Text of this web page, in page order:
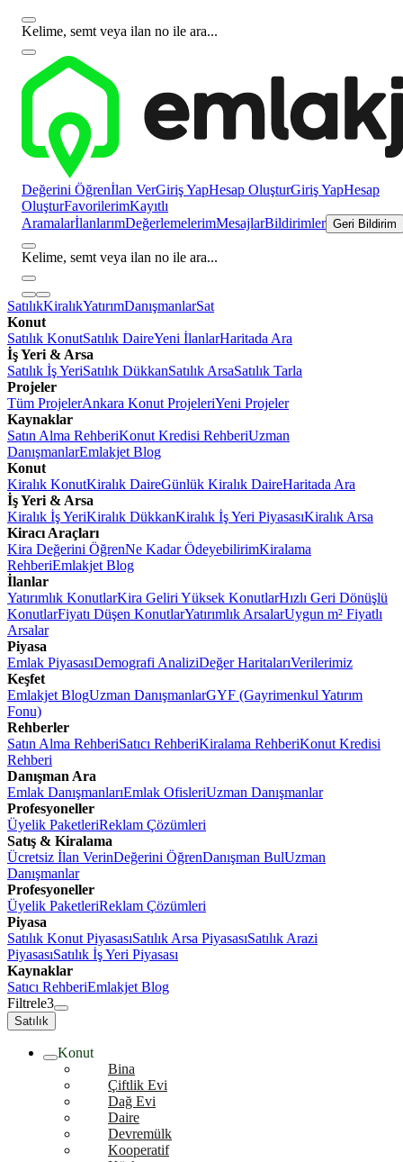
Kelime, semt veya ilan no ile ara...
Değerini Öğrenİlan VerGiriş YapHesap OluşturGiriş YapHesap
OluşturFavorilerimKayıtlı
AramalarİlanlarımDeğerlemelerimMesajlarBildirimler Geri Bildirim
Kelime, semt veya ilan no ile ara...
SatılıkKiralıkYatırımDanışmanlarSat
Konut
Satılık KonutSatılık DaireYeni İlanlarHaritada Ara
İş Yeri & Arsa
Satılık İş YeriSatılık DükkanSatılık ArsaSatılık Tarla
Projeler
Tüm ProjelerAnkara Konut ProjeleriYeni Projeler
Kaynaklar
Satın Alma RehberiKonut Kredisi RehberiUzman
DanışmanlarEmlakjet Blog
Konut
Kiralık KonutKiralık DaireGünlük Kiralık DaireHaritada Ara
İş Yeri & Arsa
Kiralık İş YeriKiralık DükkanKiralık İş Yeri PiyasasıKiralık Arsa
Kiracı Araçları
Kira Değerini ÖğrenNe Kadar ÖdeyebilirimKiralama
RehberiEmlakjet Blog
İlanlar
Yatırımlık KonutlarKira Geliri Yüksek KonutlarHızlı Geri Dönüşlü
KonutlarFiyatı Düşen KonutlarYatırımlık ArsalarUygun m² Fiyatlı
Arsalar
Piyasa
Emlak PiyasasıDemografi AnaliziDeğer HaritalarıVerilerimiz
Keşfet
Emlakjet BlogUzman DanışmanlarGYF (Gayrimenkul Yatırım
Fonu)
Rehberler
Satın Alma RehberiSatıcı RehberiKiralama RehberiKonut Kredisi
Rehberi
Danışman Ara
Emlak DanışmanlarıEmlak OfisleriUzman Danışmanlar
Profesyoneller
Üyelik PaketleriReklam Çözümleri
Satış & Kiralama
Ücretsiz İlan VerinDeğerini ÖğrenDanışman BulUzman
Danışmanlar
Profesyoneller
Üyelik PaketleriReklam Çözümleri
Piyasa
Satılık Konut PiyasasıSatılık Arsa PiyasasıSatılık Arazi
PiyasasıSatılık İş Yeri Piyasası
Kaynaklar
Satıcı RehberiEmlakjet Blog
Filtrele3
Satılık
Konut
Bina
Çiftlik Evi
Dağ Evi
Daire
Devremülk
Kooperatif